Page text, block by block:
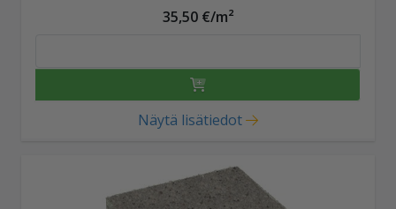
35,50 €/m²
Näytä lisätiedot